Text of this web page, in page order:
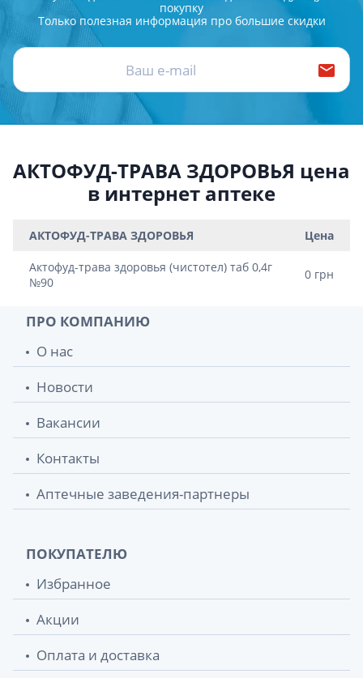
покупку
Только полезная информация про большие скидки
АКТОФУД-ТРАВА ЗДОРОВЬЯ цена
в интернет аптеке
АКТОФУД-ТРАВА ЗДОРОВЬЯ Цена
Актофуд-трава здоровья (чистотел) таб 0,4г
№90
0 грн
ПРО КОМПАНИЮ
О нас
Новости
Вакансии
Контакты
Аптечные заведения-партнеры
ПОКУПАТЕЛЮ
Избранное
Акции
Оплата и доставка